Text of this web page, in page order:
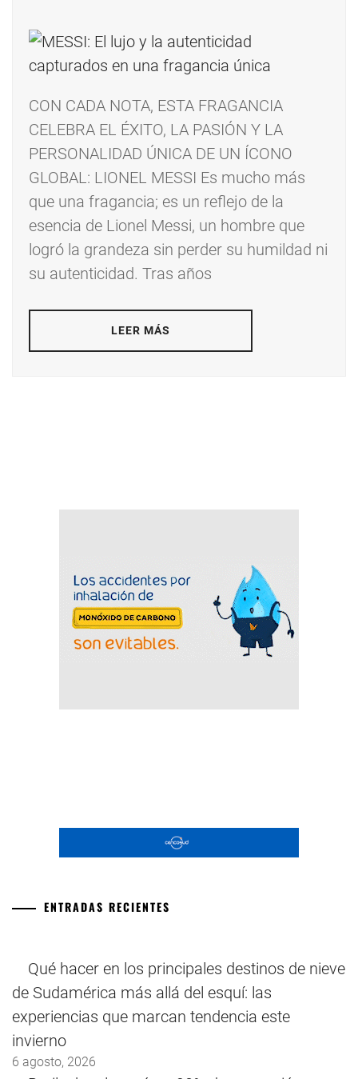
CON CADA NOTA, ESTA FRAGANCIA
CELEBRA EL ÉXITO, LA PASIÓN Y LA
PERSONALIDAD ÚNICA DE UN ÍCONO
GLOBAL: LIONEL MESSI Es mucho más
que una fragancia; es un reflejo de la
esencia de Lionel Messi, un hombre que
logró la grandeza sin perder su humildad ni
su autenticidad. Tras años
LEER MÁS
ENTRADAS RECIENTES
Qué hacer en los principales destinos de nieve
de Sudamérica más allá del esquí: las
experiencias que marcan tendencia este
invierno
6 agosto, 2026